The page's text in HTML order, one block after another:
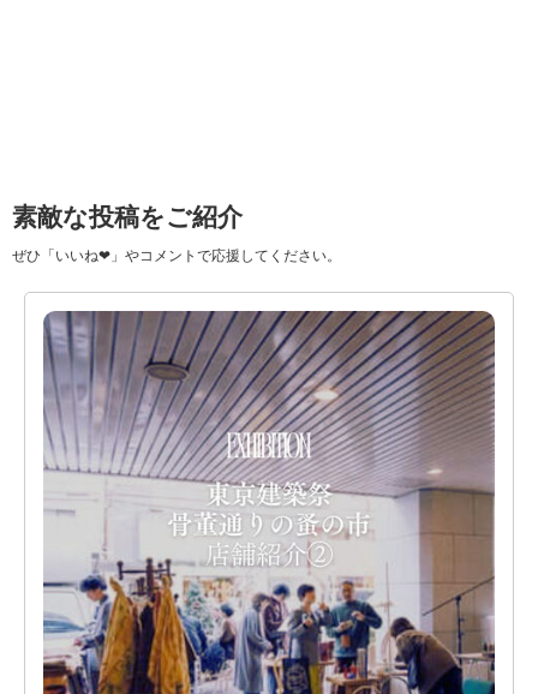
素敵な投稿をご紹介
ぜひ「いいね❤」やコメントで応援してください。